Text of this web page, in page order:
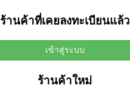
ร้านค้าที่เคยลงทะเบียนแล้ว
เข้าสู่ระบบ
ร้านค้าใหม่